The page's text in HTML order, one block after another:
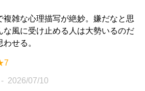
複雑な心理描写が絶妙。嫌だなと思
な風に受け止める人は大勢いるのだ
せる。
2026/07/10